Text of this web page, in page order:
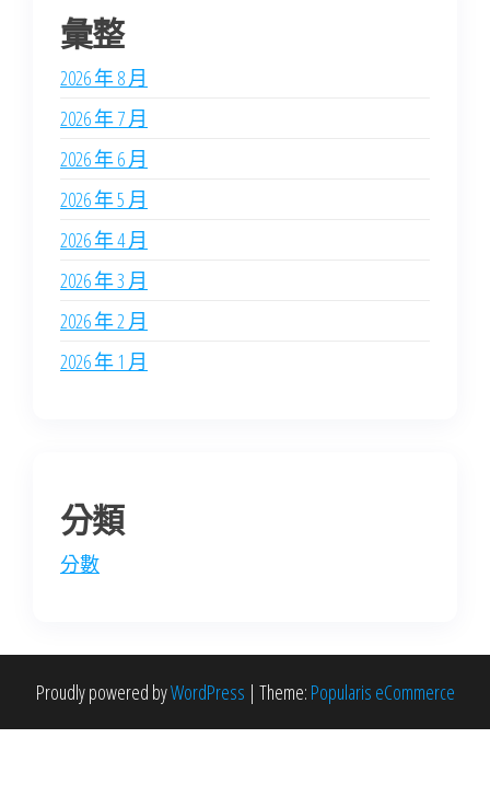
彙整
2026 年 8 月
2026 年 7 月
2026 年 6 月
2026 年 5 月
2026 年 4 月
2026 年 3 月
2026 年 2 月
2026 年 1 月
分類
分數
Proudly powered byWordPress | Theme: Popularis eCommerce